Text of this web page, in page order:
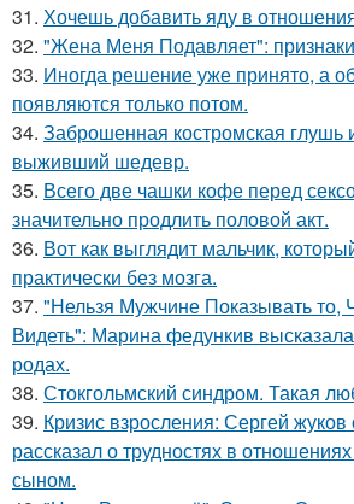
31. Хочешь добавить яду в
32. "Жена Меня Подавляет":
33. Иногда решение уже принято, а
появляются только потом.
34. Заброшенная костромская глушь
выживший шедевр.
35. Всего две чашки кофе перед
значительно продлить половой акт.
36. Вот как выглядит мальчик,
практически без мозга.
37. "Нельзя Мужчине Показывать то,
Видеть": Марина федункив
родах.
38. Стокгольмский синдром. Такая
39. Кризис взросления: Сергей жуков
рассказал о трудностях в
сыном.